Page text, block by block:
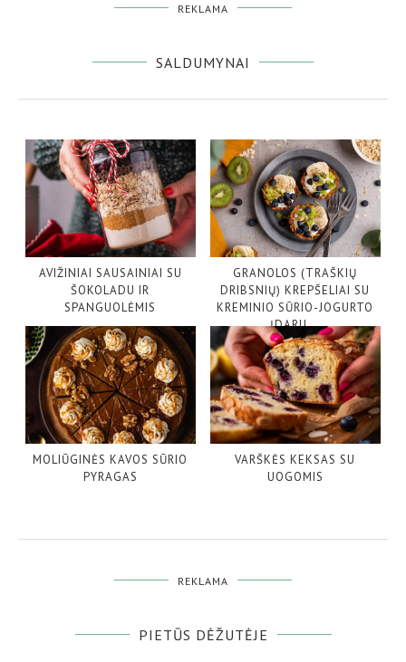
REKLAMA
SALDUMYNAI
AVIŽINIAI SAUSAINIAI SU
ŠOKOLADU IR
SPANGUOLĖMIS
GRANOLOS (TRAŠKIŲ
DRIBSNIŲ) KREPŠELIAI SU
KREMINIO SŪRIO-JOGURTO
ĮDARU...
MOLIŪGINĖS KAVOS SŪRIO
PYRAGAS
VARŠKĖS KEKSAS SU
UOGOMIS
REKLAMA
PIETŪS DĖŽUTĖJE